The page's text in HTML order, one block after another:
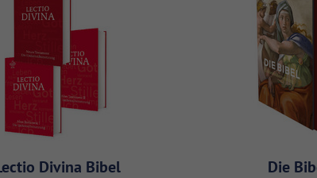
Divina Bibel Die